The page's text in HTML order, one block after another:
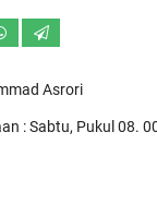
Asrori
: Sabtu, Pukul 08.